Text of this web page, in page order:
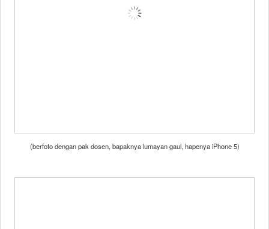
(berfoto dengan pak dosen, bapaknya lumayan gaul, hapenya iPhone 5)